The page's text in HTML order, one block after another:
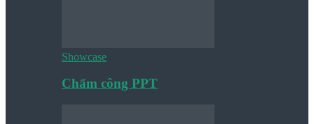
Showcase
Chấm công PPT